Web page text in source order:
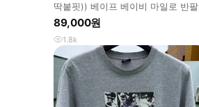
딱붙핏)) 베이프 베이비 마일로 반팔
티셔츠
89,000원
1.8k